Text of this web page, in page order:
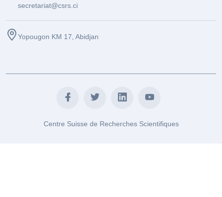
secretariat@csrs.ci
Yopougon KM 17, Abidjan
Centre Suisse de Recherches Scientifiques